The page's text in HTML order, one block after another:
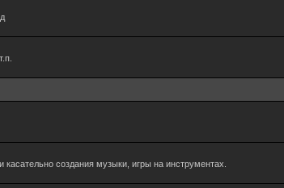
создания музыки, игры на инструментах.